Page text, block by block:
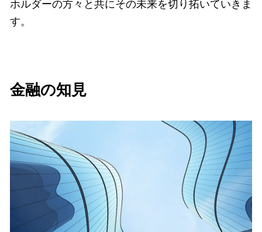
ホルダーの方々と共にその未来を切り拓いていきま
す。
金融の知見